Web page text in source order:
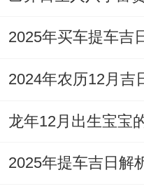
冬
廿
12
29
星
期
丑
吉日推荐